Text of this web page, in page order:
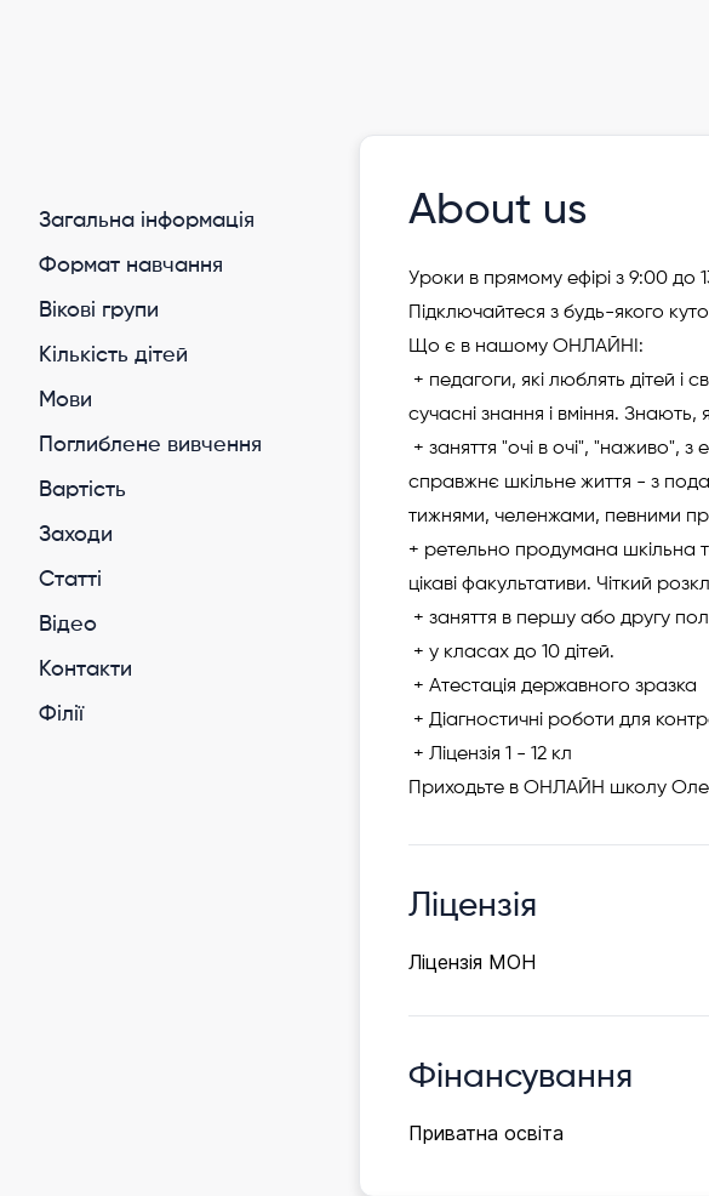
Загальна інформація
Формат навчання
Вікові групи
Кількість дітей
Мови
Поглиблене вивчення
Вартість
Заходи
Статті
Відео
Контакти
Філії
About us
Уроки в прямому ефірі з 9:00 до
Підключайтеся з будь-якого
Що є в нашому ОНЛАЙНІ:
+ педагоги, які люблять дітей
сучасні знання і вміння.
+ заняття "очі в очі", "наживо",
справжнє шкільне життя - з
тижнями, челенжами, певними
+ ретельно продумана шкільна
цікаві факультативи. Чіткий
+ заняття в першу або другу
+ у класах до 10 дітей.
+ Атестація державного зразка
+ Діагностичні роботи для
+ Ліцензія 1 - 12 кл
Приходьте в ОНЛАЙН школу
Ліцензія
Ліцензія МОН
Фінансування
Приватна освіта